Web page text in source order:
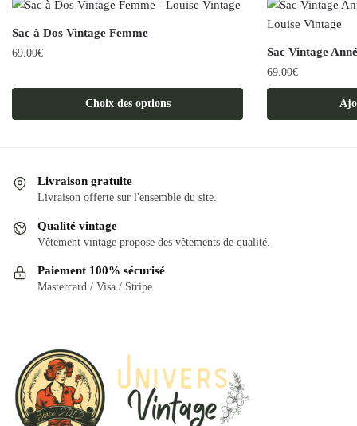
Sac à Dos Vintage Femme
69.00€
Choix des options
a
Les
options
être
sur
produit
Sac Vintage
69.00€
Livraison gratuite
Livraison offerte sur l'ensemble du site.
Qualité vintage
Vêtement vintage propose des vêtements de qualité.
Paiement 100% sécurisé
Mastercard / Visa / Stripe